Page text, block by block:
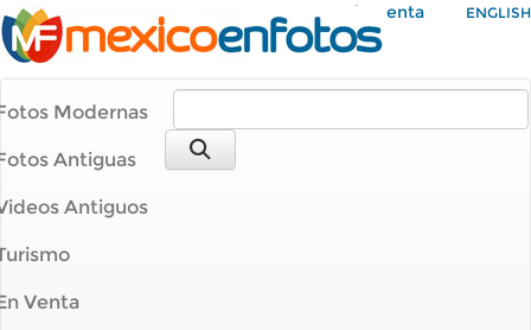
Mi Cuenta ENGLISH
Modernas
Antiguas
Antiguos
Venta